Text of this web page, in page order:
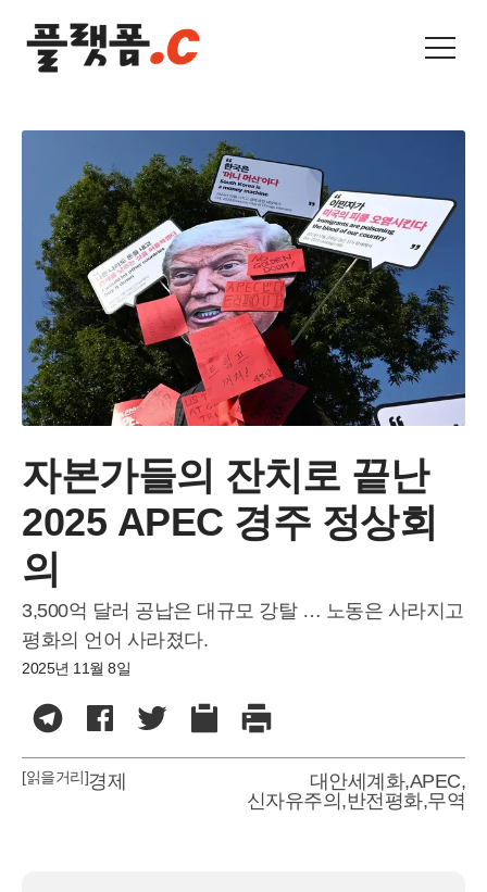
자본가들의 잔치로 끝난
2025 APEC 경주 정상회
의
3,500억 달러 공납은 대규모 강탈 … 노동은 사라지고
평화의 언어 사라졌다.
2025년 11월 8일
[읽을거리]경제 대안세계화,APEC,
신자유주의 ,반전평화,무역